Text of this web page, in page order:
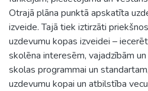
Otrajā plāna punktā apskatīta
izveide. Tajā tiek iztirzāti
uzdevumu kopas izveidei –
skolēna interesēm, vajadzībām
skolas programmai un
uzdevumu kopai un atbilstība